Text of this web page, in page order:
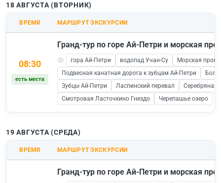
18 АВГУСТА (ВТОРНИК)
ВРЕМЯ МАРШРУТ ЭКСКУРСИИ
08:30
есть места
Гранд-тур по горе Ай-Петри и морская
гора Ай-Петри водопад Учан-Су
Морская
Подвесная канатная дорога к зубцам Ай-Петри
Зубцы Ай-Петри
Ласпинский перевал
Серебряная
Смотровая Ласточкино Гнездо
Черепашье озеро
19 АВГУСТА (СРЕДА)
ВРЕМЯ МАРШРУТ ЭКСКУРСИИ
Гранд-тур по горе Ай-Петри и морская